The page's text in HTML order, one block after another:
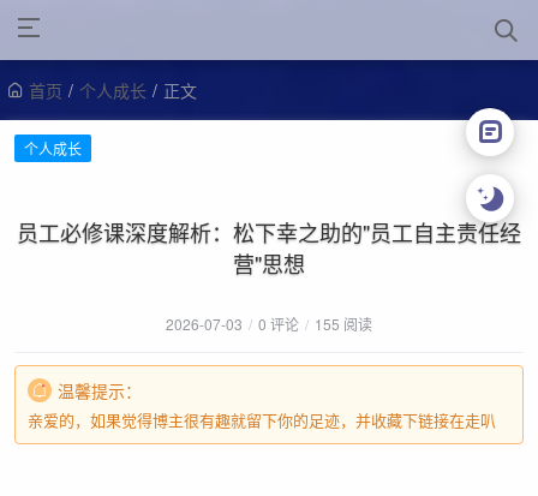
首页 / 个人成长 / 正文
个人成长
员工必修课深度解析：松下幸之助的"员工自主责任经
营"思想
2026-07-03 / 0 评论 / 155 阅读
温馨提示：
亲爱的，如果觉得博主很有趣就留下你的足迹，并收藏下链接在走叭